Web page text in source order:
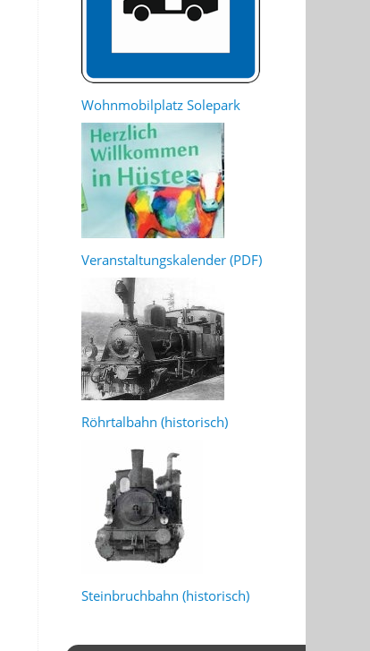
Wohnmobilplatz Solepark
Veranstaltungskalender (PDF)
Röhrtalbahn (historisch)
Steinbruchbahn (historisch)